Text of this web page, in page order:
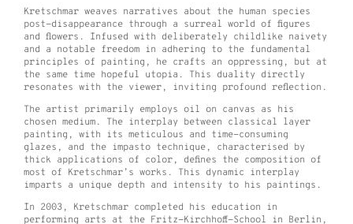
Kretschmar weaves narratives about the human species
post-disappearance through a surreal world of figures
and flowers. Infused with deliberately childlike naivety
and a notable freedom in adhering to the fundamental
principles of painting, he crafts an oppressing, but at
the same time hopeful utopia. This duality directly
resonates with the viewer, inviting profound reflection.
The artist primarily employs oil on canvas as his
chosen medium. The interplay between classical layer
painting, with its meticulous and time-consuming
glazes, and the impasto technique, characterised by
thick applications of color, defines the composition of
most of Kretschmar’s works. This dynamic interplay
imparts a unique depth and intensity to his paintings.
In 2003, Kretschmar completed his education in
performing arts at the Fritz-Kirchhoff-School in Berlin,